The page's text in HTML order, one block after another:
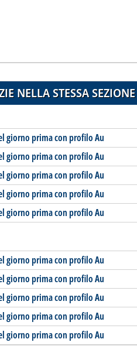
NELLA STESSA SEZIONE
giorno prima con profilo Au
giorno prima con profilo Au
giorno prima con profilo Au
giorno prima con profilo Au
giorno prima con profilo Au
giorno prima con profilo Au
giorno prima con profilo Au
giorno prima con profilo Au
giorno prima con profilo Au
giorno prima con profilo Au